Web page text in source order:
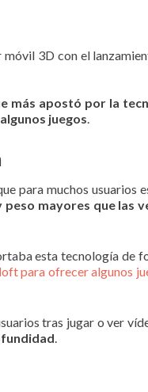
3D con el
más apostó por la
juegos.
para muchos usuarios
peso mayores que las
esta tecnología de
para ofrecer algunos
tras jugar o ver
.